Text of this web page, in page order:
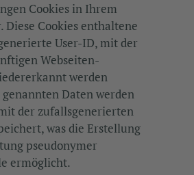
Cookies in Ihrem
Diese Cookies enthaltene
User-ID, mit der
Webseiten-
werden
Daten werden
der zufallsgenerierten
was die Erstellung
pseudonymer
ermöglicht.